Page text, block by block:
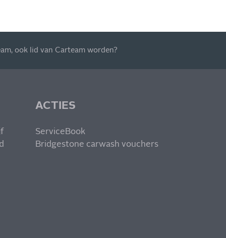
, ook lid van Carteam worden?
ACTIES
ServiceBook
Bridgestone carwash vouchers